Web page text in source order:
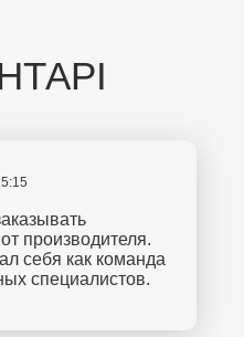
производителя.
себя как команда
специалистов.